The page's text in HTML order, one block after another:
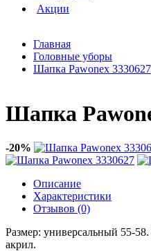
Акции
Главная
Головные уборы
Шапка Pawonex 3330627
Шапка
-20%
Описание
Характеристики
Отзывов (0)
Размер: универсальный 55-
акрил.